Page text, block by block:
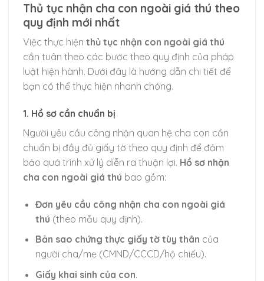
Thủ tục nhận cha con ngoài giá thú theo
quy định mới nhất
Việc thực hiện thủ tục nhận con ngoài giá thú
cần tuân theo các bước theo quy định của pháp
luật hiện hành. Dưới đây là hướng dẫn chi tiết để
bạn có thể thực hiện nhanh chóng.
1. Hồ sơ cần chuẩn bị
Người yêu cầu công nhận quan hệ cha con cần
chuẩn bị đầy đủ giấy tờ theo quy định để đảm
bảo quá trình xử lý diễn ra thuận lợi. Hồ sơ nhận
cha con ngoài giá thú bao gồm:
Đơn yêu cầu công nhận cha con ngoài giá
thú (theo mẫu quy định).
Bản sao chứng thực giấy tờ tùy thân của
người cha/mẹ (CMND/CCCD/hộ chiếu).
Giấy khai sinh của con.